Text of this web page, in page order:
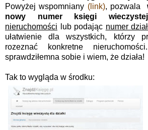
Powyżej wspomniany (link), pozwala
nowy numer księgi wieczystej
nieruchomości lub podając numer
ułatwienie dla wszystkich, którzy
rozeznać konkretne
sprawdziłemna sobie i wiem, że działa!
Tak to wygląda w środku: